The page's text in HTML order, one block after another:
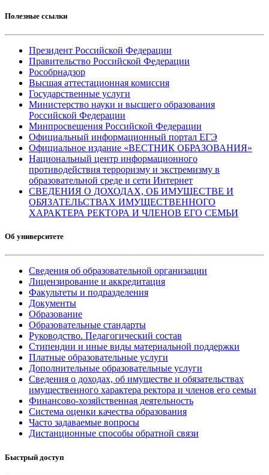
Полезные ссылки
Президент Российской Федерации
Правительство Российской Федерации
Рособрнадзор
Высшая аттестационная комиссия
Государственные услуги
Министерство науки и высшего образования
Российской Федерации
Минпросвещения Российской Федерации
Официальный информационный портал ЕГЭ
Официальное издание «ВЕСТНИК ОБРАЗОВАНИЯ»
Национальный центр информационного
противодействия терроризму и экстремизму в
образовательной среде и сети Интернет
СВЕДЕНИЯ О ДОХОДАХ, ОБ ИМУЩЕСТВЕ И
ОБЯЗАТЕЛЬСТВАХ ИМУЩЕСТВЕННОГО
ХАРАКТЕРА РЕКТОРА И ЧЛЕНОВ ЕГО СЕМЬИ
Об университете
Сведения об образовательной организации
Лицензирование и аккредитация
Факультеты и подразделения
Документы
Образование
Образовательные стандарты
Руководство. Педагогический состав
Стипендии и иные виды материальной поддержки
Платные образовательные услуги
Дополнительные образовательные услуги
Сведения о доходах, об имуществе и обязательствах
имущественного характера ректора и членов его семьи
Финансово-хозяйственная деятельность
Система оценки качества образования
Часто задаваемые вопросы
Дистанционные способы обратной связи
Быстрый доступ